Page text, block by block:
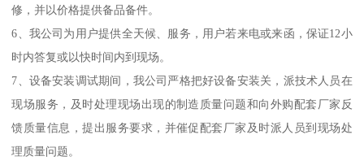
修，并以价格提供备品备件。
6、我公司为用户提供全天候、服务，用户若来电或来函，保证12小
时内答复或以快时间内到现场。
7、设备安装调试期间，我公司严格把好设备安装关，派技术人员在
现场服务，及时处理现场出现的制造质量问题和向外购配套厂家反
馈质量信息，提出服务要求，并催促配套厂家及时派人员到现场处
理质量问题。